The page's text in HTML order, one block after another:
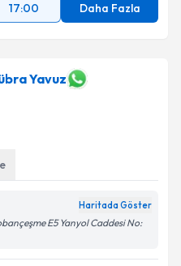
17:00 Daha Fazla
Yavuz
Haritada Göster
E5 Yanyol Caddesi No: